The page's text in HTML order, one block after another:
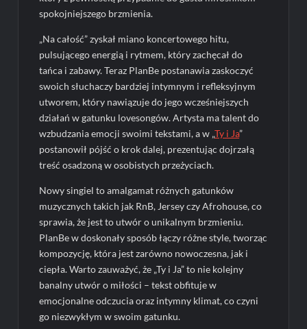
spokojniejszego brzmienia.
„Na całość” zyskał miano koncertowego hitu,
pulsującego energią i rytmem, który zachęcał do
tańca i zabawy. Teraz PlanBe postanawia zaskoczyć
swoich słuchaczy bardziej intymnym i refleksyjnym
utworem, który nawiązuje do jego wcześniejszych
działań w gatunku lovesongów. Artysta ma talent do
wzbudzania emocji swoimi tekstami, a w „Ty i Ja”
postanowił pójść o krok dalej, prezentując dojrzałą
treść osadzoną w osobistych przeżyciach.
Nowy singiel to amalgamat różnych gatunków
muzycznych takich jak RnB, Jersey czy Afrohouse, co
sprawia, że jest to utwór o unikalnym brzmieniu.
PlanBe w doskonały sposób łączy różne style, tworząc
kompozycję, która jest zarówno nowoczesna, jak i
ciepła. Warto zauważyć, że „Ty i Ja” to nie kolejny
banalny utwór o miłości – tekst obfituje w
emocjonalne odczucia oraz intymny klimat, co czyni
go niezwykłym w swoim gatunku.